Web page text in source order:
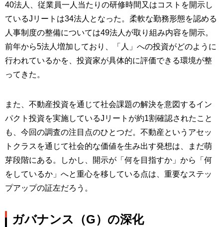
40法人、従業員一人当たりの研修時間又はコストを開示し
ているJリートは34法人となった。柔軟な勤務形態を認める
人事制度の整備については49法人が取り組み内容を開示。
前年から5法人増加しており、「人」への投資がどのように
行われているかを、投資家が具体的に評価できる環境が整
ってきた。
また、不動産投資を通じて社会課題の解決を意図するイン
パクト投資を実施しているJリートが約1割確認されたこと
も、今回の調査の注目点のひとつだ。不動産というアセッ
トクラスを通じて社会的な価値を生み出す発想は、まだ萌
芽段階にある。しかし、開示が「何を目指すか」から「何
をしているか」へと重心を移している点は、重要なステッ
プアップの証左だろう。
ガバナンス（G）の深化